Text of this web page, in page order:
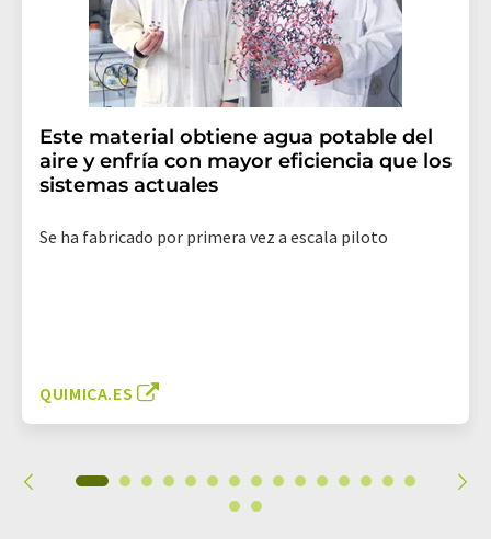
Este material obtiene agua potable del
aire y enfría con mayor eficiencia que los
sistemas actuales
Se ha fabricado por primera vez a escala piloto
QUIMICA.ES